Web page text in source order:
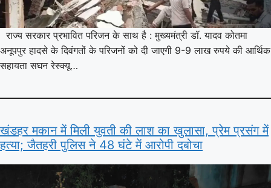
राज्य सरकार प्रभावित परिजन के साथ है : मुख्यमंत्री डॉ. यादव कोतमा
अनूपपुर हादसे के दिवंगतों के परिजनों को दी जाएगी 9-9 लाख रुपये की आर्थिक
सहायता सघन रेस्क्यू…
खंडहर मकान में मिली युवती की लाश का खुलासा, प्रेम प्रसंग में
हत्या; जैतहरी पुलिस ने 48 घंटे में आरोपी दबोचा